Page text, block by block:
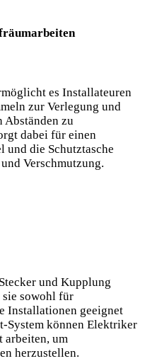
es Installateuren
zur Verlegung und
zu
dabei für einen
und die Schutztasche
Verschmutzung.
und Kupplung
sowohl für
Installationen geeignet
System können Elektriker
arbeiten, um
herzustellen.